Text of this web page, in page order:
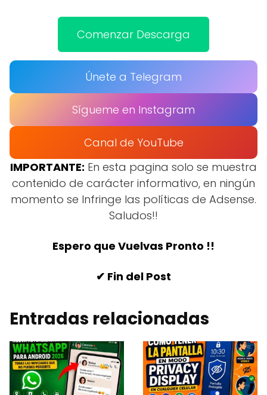
Comenzar Descarga
Únete a Telegram
Sígueme en Instagram
Canal de YouTube
IMPORTANTE: En esta pagina solo se muestra
contenido de carácter informativo, en ningún
momento se Infringe las políticas de Adsense.
Saludos!!
Espero que Vuelvas Pronto !!
✔ Fin del Post
Entradas relacionadas